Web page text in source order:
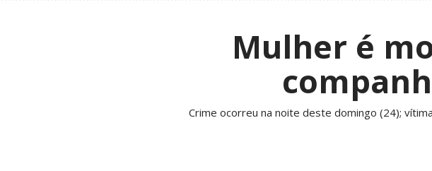
Mulher é
Crime ocorreu na noite deste domingo (24);